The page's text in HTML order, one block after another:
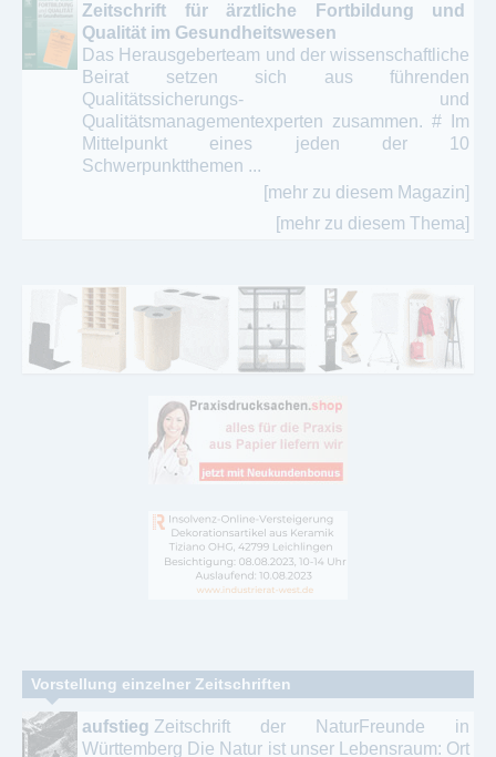
Zeitschrift für ärztliche Fortbildung und
Qualität im Gesundheitswesen
Das Herausgeberteam und der wissenschaftliche
Beirat setzen sich aus führenden
Qualitätssicherungs- und
Qualitätsmanagementexperten zusammen. # Im
Mittelpunkt eines jeden der 10
Schwerpunktthemen ...
[mehr zu diesem Magazin]
[mehr zu diesem Thema]
Vorstellung einzelner Zeitschriften
aufstieg Zeitschrift der NaturFreunde in
Württemberg Die Natur ist unser Lebensraum: Ort